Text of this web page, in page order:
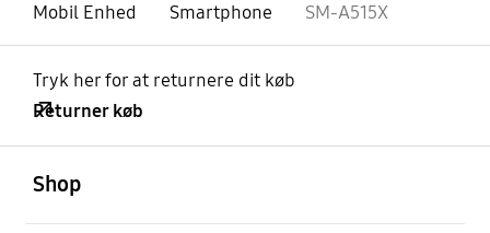
Mobil Enhed
Smartphone SM-A515X
Tryk her for at returnere dit køb
Returner køb
Shop